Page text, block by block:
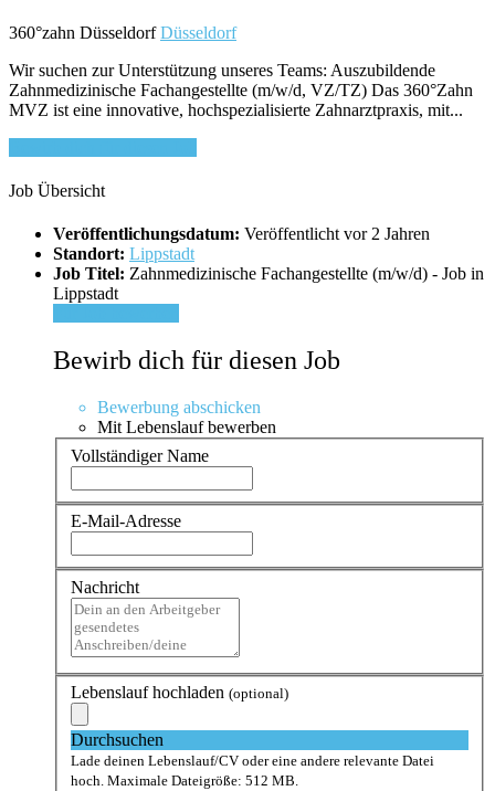
360°zahn Düsseldorf Düsseldorf
Wir suchen zur Unterstützung unseres Teams: Auszubildende
Zahnmedizinische Fachangestellte (m/w/d, VZ/TZ) Das 360°Zahn
MVZ ist eine innovative, hochspezialisierte Zahnarztpraxis, mit...
Job Übersicht
Veröffentlichungsdatum: Veröffentlicht vor 2 Jahren
Standort: Lippstadt
Job Titel: Zahnmedizinische Fachangestellte (m/w/d) - Job in
Lippstadt
Bewirb dich für diesen Job
Bewerbung abschicken
Mit Lebenslauf bewerben
Vollständiger Name
E-Mail-Adresse
Nachricht
Lebenslauf hochladen (optional)
Durchsuchen
Lade deinen Lebenslauf/CV oder eine andere relevante Datei
hoch. Maximale Dateigröße: 512 MB.